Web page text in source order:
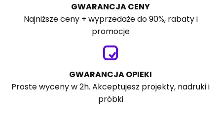
GWARANCJA CENY
Najniższe ceny + wyprzedaże do 90%, rabaty i
promocje
GWARANCJA OPIEKI
Proste wyceny w 2h. Akceptujesz projekty, nadruki i
próbki